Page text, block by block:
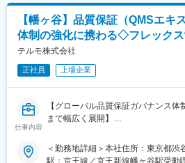
・英語の使用タイミング・頻度：メ
点） ※今後のグローバル体制強化
・海外との打ち合わせ（早朝夜間対
なし。ただし、海外拠点(欧米)監査
や23時のミーティングもあり。
【キャリアステップ】
製造作業に数年従事いただきながら
設備管理など多様な経験を積んでい
造工程リーダーとして登用いたしま
登用後は、製造工程リーダーとして
進などの業務に従事していただきま
望と適性により製造技術、品質管理
のキャリア開発や、工場マネジメ
可能です。
革新的な医薬品の製造および開発
【幡ヶ谷】品質保証（QMSエ
体制の強化に携わる◇フレック
テルモ株式会社
正社員 上場企業
仕事内容
【グローバル品質保証ガバナンス
まで幅広く展開】
テルモの目指す「均質」製品品質
における
＜勤務地詳細＞本社住所：東京都
駅：京王線／京王新線幡ヶ谷駅受動